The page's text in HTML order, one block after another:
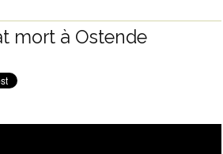
mort à Ostende